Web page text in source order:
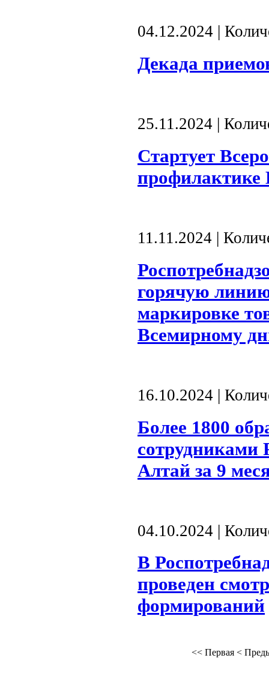
04.12.2024 |
Декада
25.11.2024 |
Стартует
11.11.2024 |
горячую
маркировке
Всемирному
16.10.2024 |
Более 1800
сотрудниками
Алтай за 9
04.10.2024 |
В
проведен
формирований
<< Первая<